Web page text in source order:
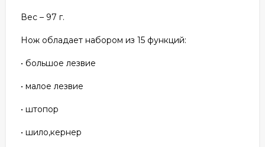
Вес – 97 г.
Нож обладает набором из 15 функций:
• большое лезвие
• малое лезвие
• штопор
• шило,кернер